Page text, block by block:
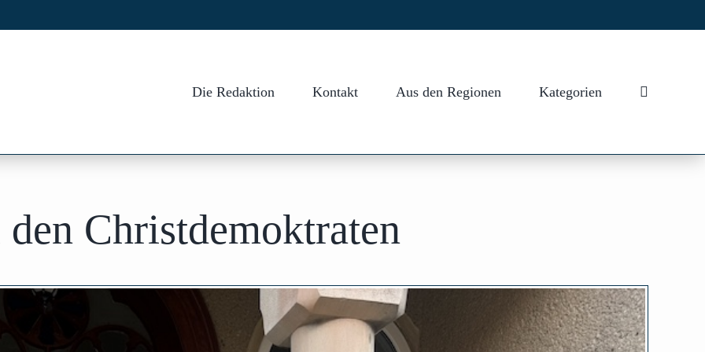
Die Redaktion Kontakt Aus den Regionen Kategorien
Christdemoktraten